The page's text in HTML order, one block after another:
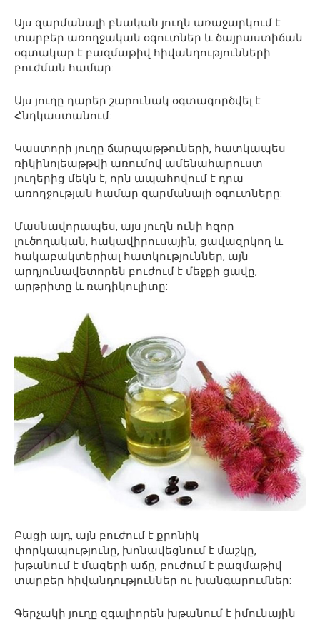
Այս զարմանալի բնական յուղն առաջարկում է
տարբեր առողջական օգուտներ և ծայրաստիճան
օգտակար է բազմաթիվ հիվանդությունների
բուժման համար:
Այս յուղը դարեր շարունակ օգտագործվել է
Հնդկաստանում:
Կաստորի յուղը ճարպաթթուների, հատկապես
ռիկինոլեաթթվի առումով ամենահարուստ
յուղերից մեկն է, որն ապահովում է դրա
առողջության համար զարմանալի օգուտները:
Մասնավորապես, այս յուղն ունի հզոր
լուծողական, հակավիրուսային, ցավազրկող և
հակաբակտերիալ հատկություններ, այն
արդյունավետորեն բուժում է մեջքի ցավը,
արթրիտը և ռադիկուլիտը:
Բացի այդ, այն բուժում է քրոնիկ
փորկապությունը, խոնավեցնում է մաշկը,
խթանում է մազերի աճը, բուժում է բազմաթիվ
տարբեր հիվանդություններ ու խանգարումներ:
Գերչակի յուղը զգալիորեն խթանում է իմունային